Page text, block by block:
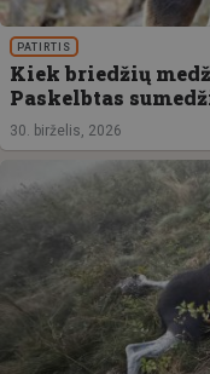
PATIRTIS
Kiek briedžių
Paskelbtas
30. birželis, 2026